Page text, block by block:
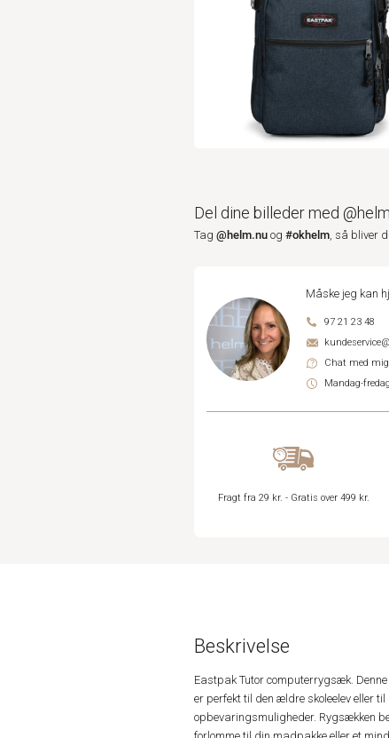
Del dine billeder med
Tag @helm.nu og #okhelm, så bliver
Måske jeg kan
97 21 23 48
Chat med mig
Mandag-
Fragt fra 29 kr. - Gratis over 499 kr.
Beskrivelse
Eastpak Tutor computerrygsæk.
er perfekt til den ældre skoleelev eller
opbevaringsmuligheder. Rygsækken